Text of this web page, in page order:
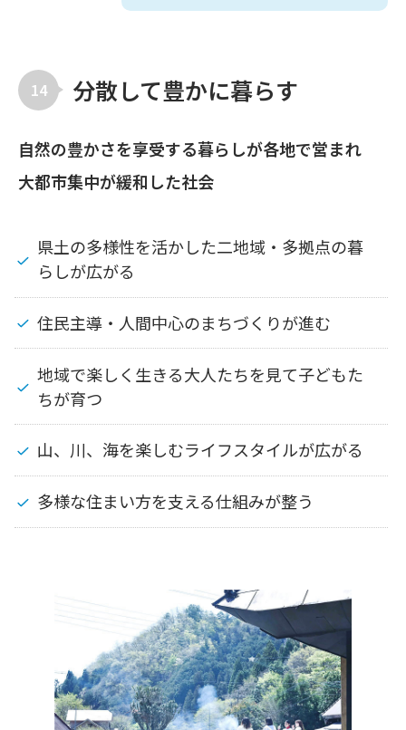
14 分散して豊かに暮らす
自然の豊かさを享受する暮らしが各地で営まれ
大都市集中が緩和した社会
県土の多様性を活かした二地域・多拠点の暮
らしが広がる
住民主導・人間中心のまちづくりが進む
地域で楽しく生きる大人たちを見て子どもた
ちが育つ
山、川、海を楽しむライフスタイルが広がる
多様な住まい方を支える仕組みが整う